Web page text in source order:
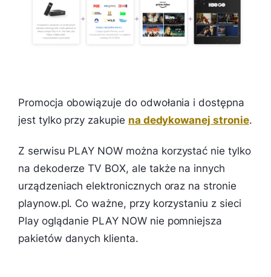
Promocja obowiązuje do odwołania i dostępna
jest tylko przy zakupie na dedykowanej stronie.
Z serwisu PLAY NOW można korzystać nie tylko
na dekoderze TV BOX, ale także na innych
urządzeniach elektronicznych oraz na stronie
playnow.pl. Co ważne, przy korzystaniu z sieci
Play oglądanie PLAY NOW nie pomniejsza
pakietów danych klienta.